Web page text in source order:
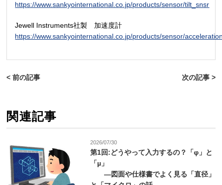
https://www.sankyointernational.co.jp/products/sensor/tilt_snsr
Jewell Instruments社製 加速度計
https://www.sankyointernational.co.jp/products/sensor/
< 前の記事 次の記事 >
関連記事
2026/07/30
第1回:どうやって入力するの？「φ」と
「µ」
—図面や仕様書でよく見る「直径」